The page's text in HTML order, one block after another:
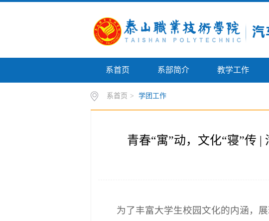
系首页 系部简介 教学工作
系首页 > 学团工作
青春“寓”动，文化“寝”传
为了丰富大学生校园文化的内涵，